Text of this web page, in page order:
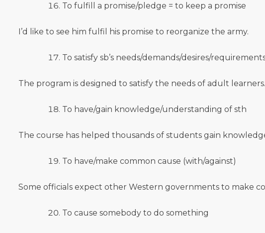
To fulfill a promise/pledge = to keep a promise
I’d like to see him fulfil his promise to reorganize the army.
To satisfy sb’s needs/demands/desires/
The program is designed to satisfy the needs of adult learners.
To have/gain knowledge/understanding of sth
The course has helped thousands of students gain
To have/make common cause (with/against)
Some officials expect other Western governments to make
To cause somebody to do something